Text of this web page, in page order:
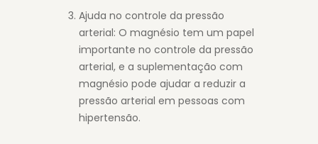
Ajuda no controle da pressão
arterial: O magnésio tem um papel
importante no controle da pressão
arterial, e a suplementação com
magnésio pode ajudar a reduzir a
pressão arterial em pessoas com
hipertensão.